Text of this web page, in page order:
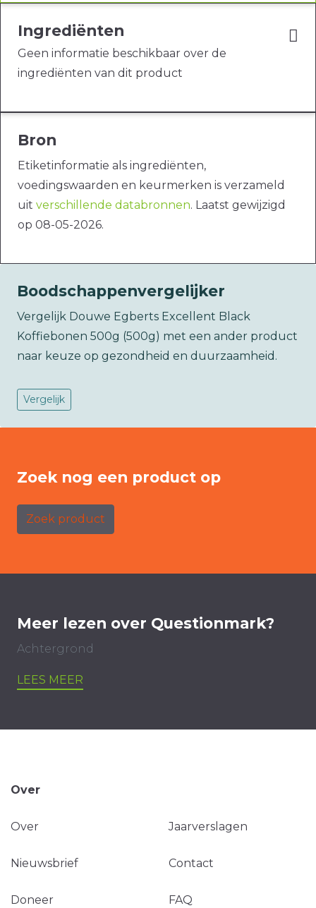
Ingrediënten
Geen informatie beschikbaar over de
ingrediënten van dit product
Bron
Etiketinformatie als ingrediënten,
voedingswaarden en keurmerken is verzameld
uit verschillende databronnen. Laatst gewijzigd
op 08-05-2026.
Boodschappenvergelijker
Vergelijk Douwe Egberts Excellent Black
Koffiebonen 500g (500g) met een ander product
naar keuze op gezondheid en duurzaamheid.
Vergelijk
Zoek nog een product op
Zoek product
Meer lezen over Questionmark?
Achtergrond
LEES MEER
Over
Over Jaarverslagen
Nieuwsbrief Contact
Doneer FAQ